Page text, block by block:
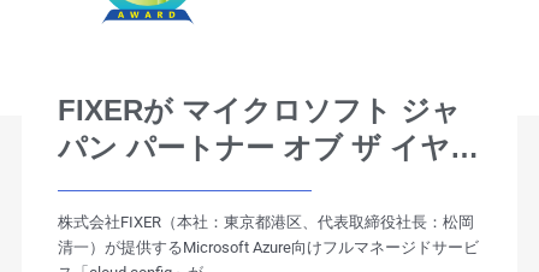
FIXERが マイクロソフト ジャ
パン パートナー オブ ザ イヤー
2019「Financial Servicesアワ
ード」最優秀賞を2年連続受賞！
株式会社FIXER（本社：東京都港区、代表取締役社長：松岡
清一）が提供するMicrosoft Azure向けフルマネージドサービ